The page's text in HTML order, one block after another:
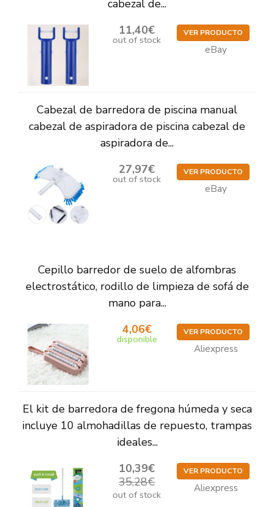
cabezal de...
11,40€
out of stock
VER PRODUCTO
eBay
Cabezal de barredora de piscina manual
cabezal de aspiradora de piscina cabezal de
aspiradora de...
27,97€
out of stock
VER PRODUCTO
eBay
Cepillo barredor de suelo de alfombras
electrostático, rodillo de limpieza de sofá de
mano para...
4,06€
disponible
VER PRODUCTO
Aliexpress
El kit de barredora de fregona húmeda y seca
incluye 10 almohadillas de repuesto, trampas
ideales...
10,39€
35,28€
out of stock
VER PRODUCTO
Aliexpress